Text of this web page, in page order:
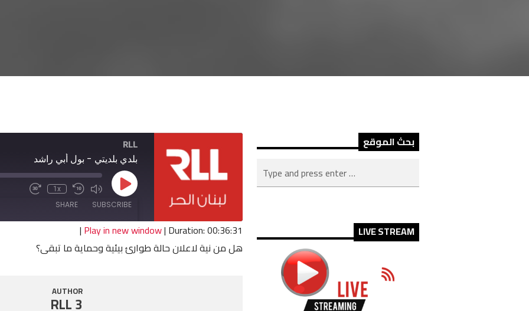
RLL
بلدي بلديتي - بول أبي راشد
Play
Episode
Mute/Unmute
Episode
Rewind
10
1x
Fast
seconds
SUBSCRIBE
SHARE
SHARE
| Play in new window| Duration: 00:36:31
هل من نية لاعلان حالة طوارئ بيئية وحماية ما تبقى؟
AUTHOR
RLL 3
بحث الموقع
LIVE STREAM